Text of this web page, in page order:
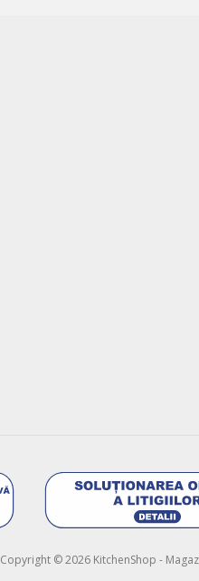
Copyright © 2026 KitchenShop -